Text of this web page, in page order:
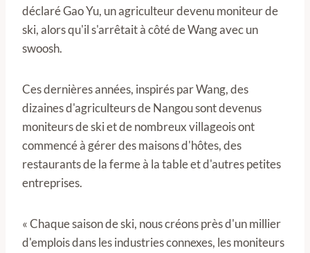
déclaré Gao Yu, un agriculteur devenu moniteur de
ski, alors qu'il s'arrêtait à côté de Wang avec un
swoosh.
Ces dernières années, inspirés par Wang, des
dizaines d'agriculteurs de Nangou sont devenus
moniteurs de ski et de nombreux villageois ont
commencé à gérer des maisons d'hôtes, des
restaurants de la ferme à la table et d'autres petites
entreprises.
« Chaque saison de ski, nous créons près d'un millier
d'emplois dans les industries connexes, les moniteurs